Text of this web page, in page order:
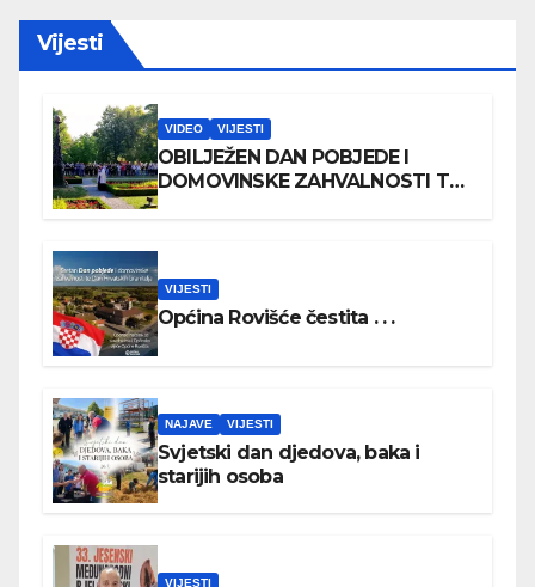
Vijesti
VIDEO VIJESTI
OBILJEŽEN DAN POBJEDE I
DOMOVINSKE ZAHVALNOSTI TE
VIJESTI
Općina Rovišće čestita . . .
NAJAVE VIJESTI
Svjetski dan djedova, baka i
starijih osoba
VIJESTI